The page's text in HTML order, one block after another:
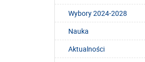
Wybory 2024-2028
Nauka
Aktualności